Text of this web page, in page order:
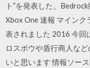
ト”を発表した。
Xbox One 速報 マイン
表されました 2016 今
ロスボウや盾行商人な
いと思います 情報ソー